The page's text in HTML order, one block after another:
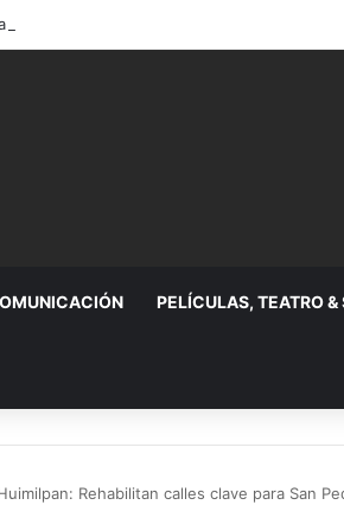
seguirá sin la Resistencia Albiazul;
PELÍCULAS, TEATRO &
Rehabilitan calles clave para San